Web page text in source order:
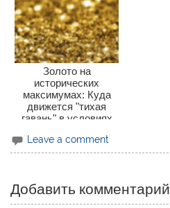
Золото на
исторических
максимумах: Куда
движется "тихая
гавань" в условиях
неопределеннос...
Leave a comment
Добавить комментарий